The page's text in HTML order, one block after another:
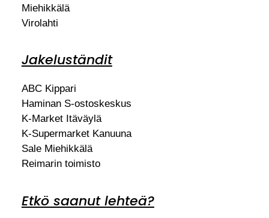
Miehikkälä
Virolahti
Jakeluständit
ABC Kippari
Haminan S-ostoskeskus
K-Market Itäväylä
K-Supermarket Kanuuna
Sale Miehikkälä
Reimarin toimisto
Etkö saanut lehteä?